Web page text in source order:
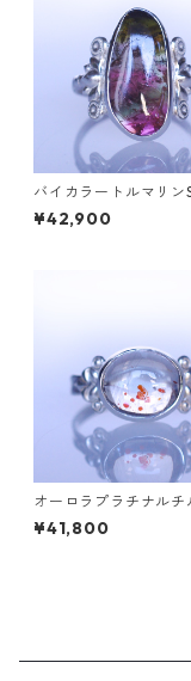
バイカラートルマリン
ング SALGA(サルガ）
¥42,900
オーロラプラチナルチ
ーツSilverリング
ンデン）[L001]
¥41,800